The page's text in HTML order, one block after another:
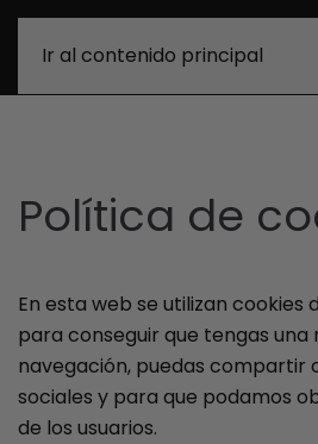
Ir al contenido principal
Política de
En esta web se utilizan
para conseguir que tengas
navegación, puedas compartir
sociales y para que podamos
de los usuarios.